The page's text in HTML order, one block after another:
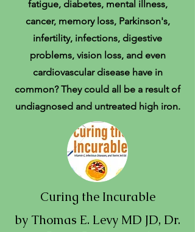
fatigue, diabetes, mental illness,
cancer, memory loss, Parkinson's,
infertility, infections, digestive
problems, vision loss, and even
cardiovascular disease have in
common? They could all be a result of
undiagnosed and untreated high iron.
Curing the Incurable
by Thomas E. Levy MD JD, Dr.